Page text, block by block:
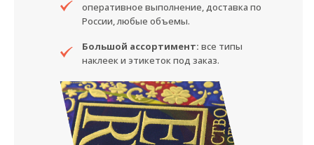
оперативное выполнение, доставка по
России, любые объемы.
Большой ассортимент: все типы
наклеек и этикеток под заказ.